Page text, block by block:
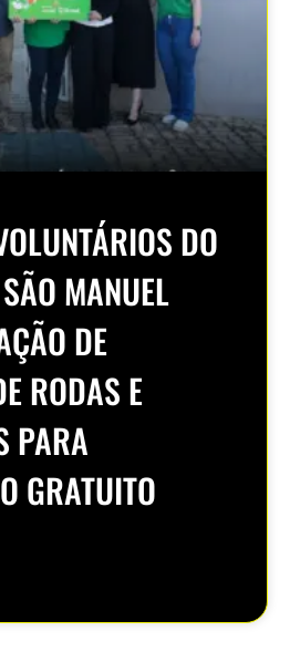
DO
MANUEL
DE
RODAS E
PARA
GRATUITO